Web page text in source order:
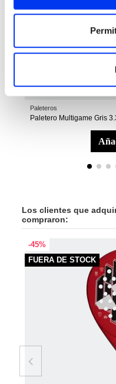
Paleteros
Paletero Multigame Gris
Los clientes que
compraron:
-45%
FUERA DE STOCK